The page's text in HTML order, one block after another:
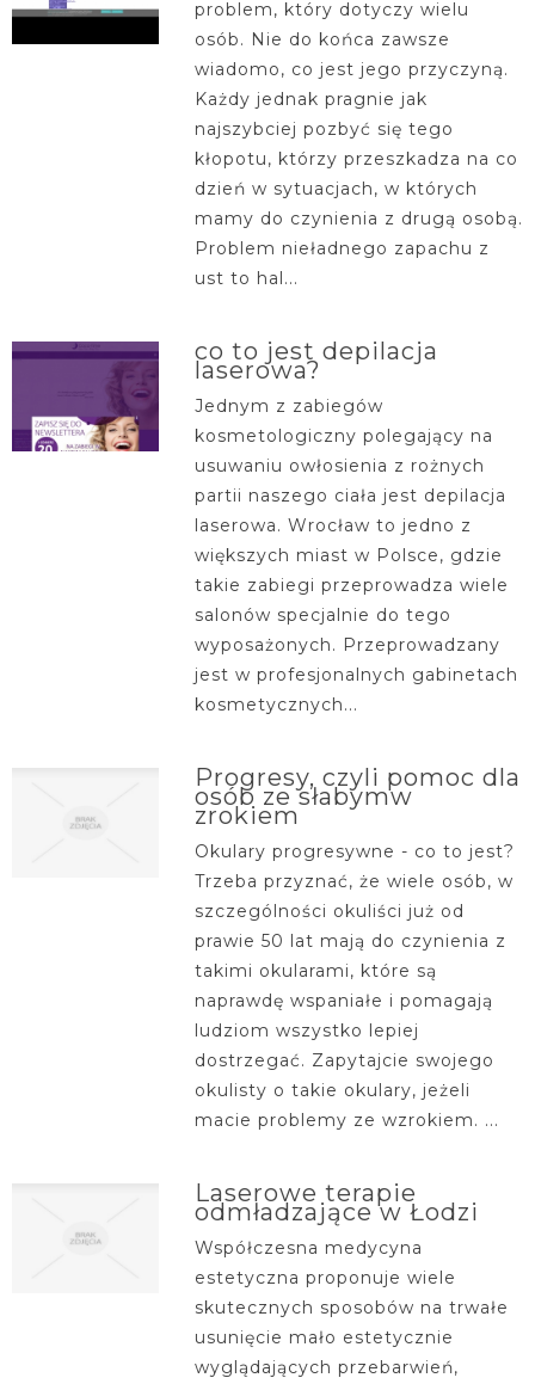
problem, który dotyczy wielu
osób. Nie do końca zawsze
wiadomo, co jest jego przyczyną.
Każdy jednak pragnie jak
najszybciej pozbyć się tego
kłopotu, którzy przeszkadza na co
dzień w sytuacjach, w których
mamy do czynienia z drugą osobą.
Problem nieładnego zapachu z
ust to hal...
co to jest depilacja
laserowa?
Jednym z zabiegów
kosmetologiczny polegający na
usuwaniu owłosienia z rożnych
partii naszego ciała jest depilacja
laserowa. Wrocław to jedno z
większych miast w Polsce, gdzie
takie zabiegi przeprowadza wiele
salonów specjalnie do tego
wyposażonych. Przeprowadzany
jest w profesjonalnych gabinetach
kosmetycznych...
Progresy, czyli pomoc dla
osób ze słabymw
zrokiem
Okulary progresywne - co to jest?
Trzeba przyznać, że wiele osób, w
szczególności okuliści już od
prawie 50 lat mają do czynienia z
takimi okularami, które są
naprawdę wspaniałe i pomagają
ludziom wszystko lepiej
dostrzegać. Zapytajcie swojego
okulisty o takie okulary, jeżeli
macie problemy ze wzrokiem. ...
Laserowe terapie
odmładzające w Łodzi
Współczesna medycyna
estetyczna proponuje wiele
skutecznych sposobów na trwałe
usunięcie mało estetycznie
wyglądających przebarwień,